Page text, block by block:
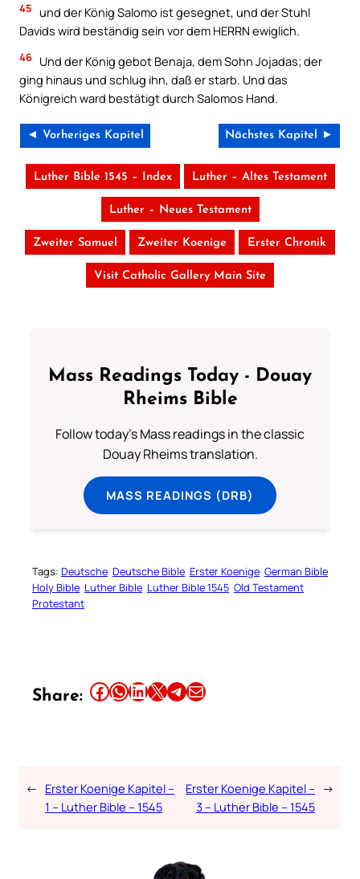
45 und der König Salomo ist gesegnet, und der Stuhl
Davids wird beständig sein vor dem HERRN ewiglich.
46 Und der König gebot Benaja, dem Sohn Jojadas; der
ging hinaus und schlug ihn, daß er starb. Und das
Königreich ward bestätigt durch Salomos Hand.
◄ Vorheriges Kapitel Nächstes Kapitel ►
Luther Bible 1545 – Index Luther – Altes Testament
Luther – Neues Testament
Zweiter Samuel Zweiter Koenige Erster Chronik
Visit Catholic Gallery Main Site
Mass Readings Today - Douay
Rheims Bible
Follow today's Mass readings in the classic
Douay Rheims translation.
MASS READINGS (DRB)
Tags: Deutsche Deutsche Bible Erster Koenige German Bible
Holy Bible Luther Bible Luther Bible 1545 Old Testament
Protestant
Share: Share this article on Facebook Share this article on WhatsApp Share this article on LinkedIn Share this article on X Share this article on TelegramEmail this Article
← Erster Koenige Kapitel –
1 – Luther Bible – 1545
Erster Koenige Kapitel –
3 – Luther Bible – 1545
→